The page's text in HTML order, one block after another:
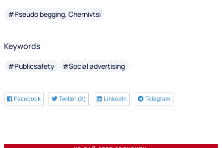
#Pseudo begging. Chernivtsi
Keywords
#Publicsafety #Social advertising
Facebook Twitter (X) LinkedIn Telegram